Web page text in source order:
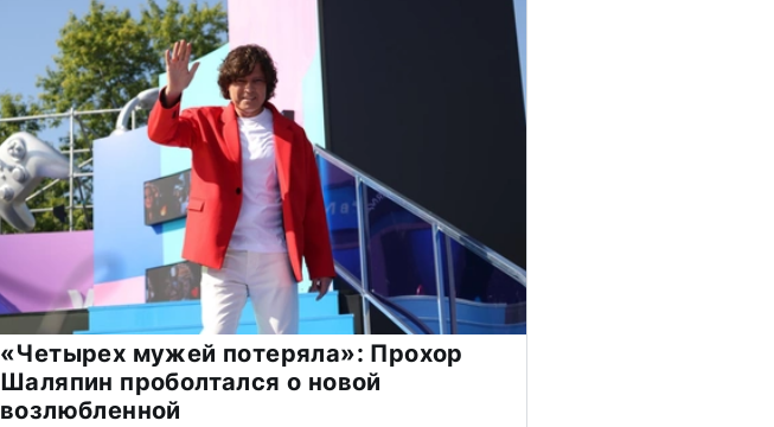
«Четырех мужей потеряла»: Прохор
Шаляпин проболтался о новой
возлюбленной